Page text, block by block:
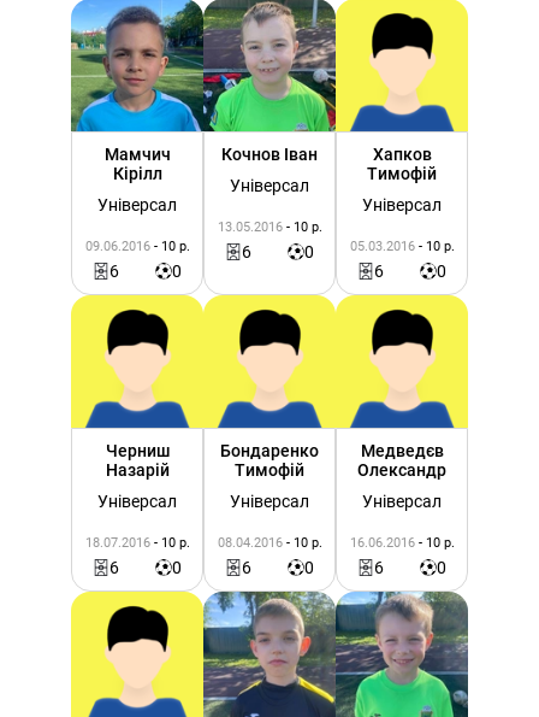
Мамчич
Кірілл
Універсал
09.06.2016 - 10 р.
6 0
Кочнов Іван
Універсал
13.05.2016 - 10 р.
6 0
Хапков
Тимофій
Універсал
05.03.2016 - 10 р.
6 0
Черниш
Назарій
Універсал
18.07.2016 - 10 р.
6 0
Бондаренко
Тимофій
Універсал
08.04.2016 - 10 р.
6 0
Медведєв
Олександр
Універсал
16.06.2016 - 10 р.
6 0